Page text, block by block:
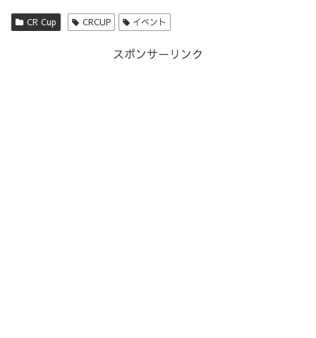
CR Cup CRCUP イベント
スポンサーリンク